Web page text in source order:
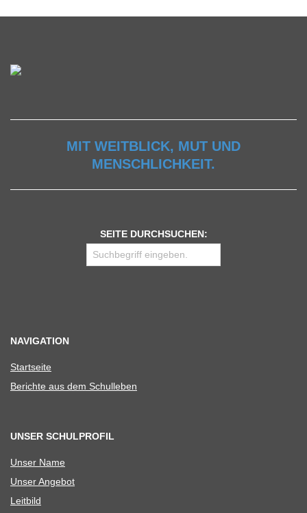
MIT WEITBLICK, MUT UND
MENSCHLICHKEIT.
SEITE DURCHSUCHEN:
NAVIGATION
Start­seite
Berichte aus dem Schulleben
UNSER SCHULPROFIL
Unser Name
Unser Ange­bot
Leit­bild